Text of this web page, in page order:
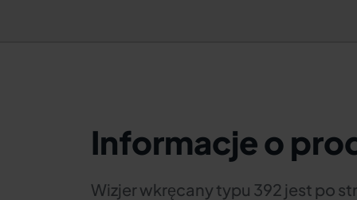
Informacje o
Wizjer wkręcany typu 392 jest po